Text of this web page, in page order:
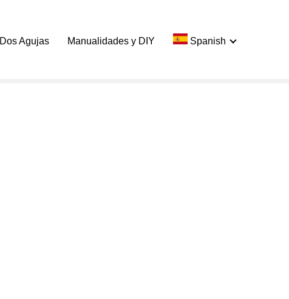
Dos Agujas Manualidades y DIY Spanish